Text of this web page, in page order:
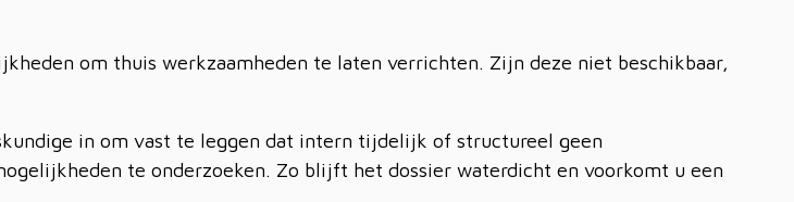
om thuis werkzaamheden te laten verrichten. Zijn deze niet beschikbaar,
in om vast te leggen dat intern tijdelijk of structureel geen
te onderzoeken. Zo blijft het dossier waterdicht en voorkomt u een